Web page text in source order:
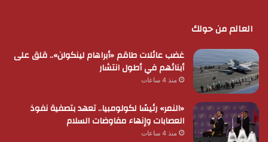
العالم من حولك
غضب عائلات طاقم «أبراهام لينكولن».. قلق على
أبنائهم في أطول انتشار
منذ 4 ساعات
«النمر» رئيسًا لكولومبيا.. تعهد بتصفية نفوذ
العصابات وإنهاء مفاوضات السلام
منذ 4 ساعات